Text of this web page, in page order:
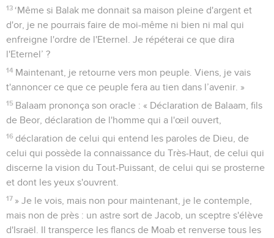
13 ‘Même si Balak me donnait sa maison pleine d'argent et
d'or, je ne pourrais faire de moi-même ni bien ni mal qui
enfreigne l'ordre de l'Eternel. Je répéterai ce que dira
l'Eternel’ ?
14 Maintenant, je retourne vers mon peuple. Viens, je vais
t'annoncer ce que ce peuple fera au tien dans l’avenir. »
15 Balaam prononça son oracle : « Déclaration de Balaam, fils
de Beor, déclaration de l'homme qui a l'œil ouvert,
16 déclaration de celui qui entend les paroles de Dieu, de
celui qui possède la connaissance du Très-Haut, de celui qui
discerne la vision du Tout-Puissant, de celui qui se prosterne
et dont les yeux s'ouvrent.
17 » Je le vois, mais non pour maintenant, je le contemple,
mais non de près : un astre sort de Jacob, un sceptre s'élève
d'Israël. Il transperce les flancs de Moab et renverse tous les